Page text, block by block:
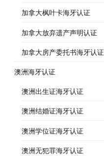
加拿大枫叶卡海牙认证
加拿大放弃遗产声明认证
加拿大房产委托书海牙认证
澳洲海牙认证
澳洲出生证海牙认证
澳洲结婚证海牙认证
澳洲学位证海牙认证
澳洲无犯罪海牙认证